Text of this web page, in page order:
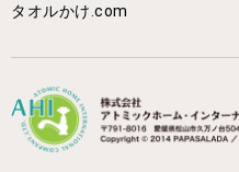
タオルかけ.com